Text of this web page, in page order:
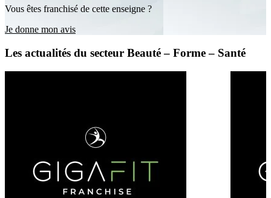
Vous êtes franchisé de cette enseigne ?
Je donne mon avis
Les actualités du secteur Beauté – Forme – Santé